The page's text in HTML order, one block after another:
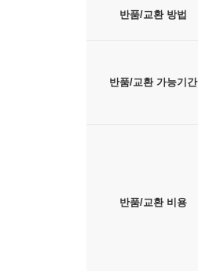
반품/교환 방법
반품/교환 가능기간
반품/교환 비용